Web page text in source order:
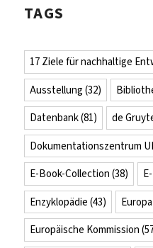
TAGS
17 Ziele für nachhaltige
Ausstellung (32)
Datenbank(81) de
Dokumentationszentrum
E-Book-Collection (38)
Enzyklopädie (43) Europa
Europäische Kommission